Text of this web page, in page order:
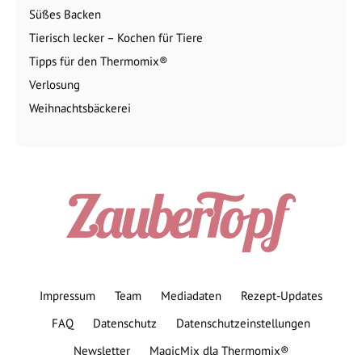
Süßes Backen
Tierisch lecker – Kochen für Tiere
Tipps für den Thermomix®
Verlosung
Weihnachtsbäckerei
Impressum Team Mediadaten
Rezept-Updates
FAQ
Datenschutz
Datenschutzeinstellungen
Newsletter
MagicMix dla Thermomix®